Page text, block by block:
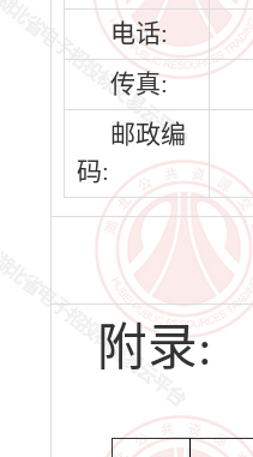
电话:
传真:
邮政编
码:
附录: